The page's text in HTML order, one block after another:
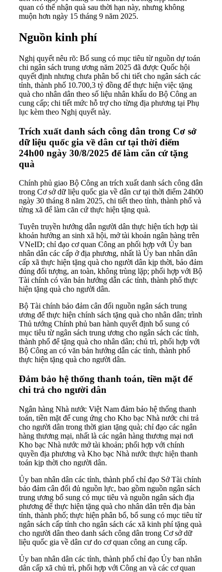
quan có thể nhận quà sau thời hạn này, nhưng không
muộn hơn ngày 15 tháng 9 năm 2025.
Nguồn kinh phí
Nghị quyết nêu rõ: Bổ sung có mục tiêu từ nguồn dự toán
chi ngân sách trung ương năm 2025 đã được Quốc hội
quyết định nhưng chưa phân bổ chi tiết cho ngân sách các
tỉnh, thành phố 10.700,3 tỷ đồng để thực hiện việc tặng
quà cho nhân dân theo số liệu nhân khẩu do Bộ Công an
cung cấp; chi tiết mức hỗ trợ cho từng địa phương tại Phụ
lục kèm theo Nghị quyết này.
Trích xuất danh sách công dân trong Cơ sở
dữ liệu quốc gia về dân cư tại thời điểm
24h00 ngày 30/8/2025 để làm căn cứ tặng
quà
Chính phủ giao Bộ Công an trích xuất danh sách công dân
trong Cơ sở dữ liệu quốc gia về dân cư tại thời điểm 24h00
ngày 30 tháng 8 năm 2025, chi tiết theo tỉnh, thành phố và
từng xã để làm căn cứ thực hiện tặng quà.
Tuyên truyền hướng dẫn người dân thực hiện tích hợp tài
khoản hưởng an sinh xã hội, mở tài khoản ngân hàng trên
VNeID; chỉ đạo cơ quan Công an phối hợp với Ủy ban
nhân dân các cấp ở địa phương, nhất là Ủy ban nhân dân
cấp xã thực hiện tặng quà cho người dân kịp thời, bảo đảm
đúng đối tượng, an toàn, không trùng lặp; phối hợp với Bộ
Tài chính có văn bản hướng dẫn các tỉnh, thành phố thực
hiện tặng quà cho người dân.
Bộ Tài chính bảo đảm cân đối nguồn ngân sách trung
ương để thực hiện chính sách tặng quà cho nhân dân; trình
Thủ tướng Chính phủ ban hành quyết định bổ sung có
mục tiêu từ ngân sách trung ương cho ngân sách các tỉnh,
thành phố để tặng quà cho nhân dân; chủ trì, phối hợp với
Bộ Công an có văn bản hướng dẫn các tỉnh, thành phố
thực hiện tặng quà cho người dân.
Đảm bảo hệ thống thanh toán, tiền mặt để
chi trả cho người dân
Ngân hàng Nhà nước Việt Nam đảm bảo hệ thống thanh
toán, tiền mặt để cung ứng cho Kho bạc Nhà nước chi trả
cho người dân trong thời gian tặng quà; chỉ đạo các ngân
hàng thương mại, nhất là các ngân hàng thương mại nơi
Kho bạc Nhà nước mở tài khoản; phối hợp với chính
quyền địa phương và Kho bạc Nhà nước thực hiện thanh
toán kịp thời cho người dân.
Ủy ban nhân dân các tỉnh, thành phố chỉ đạo Sở Tài chính
bảo đảm cân đối đủ nguồn lực, bao gồm nguồn ngân sách
trung ương bổ sung có mục tiêu và nguồn ngân sách địa
phương để thực hiện tặng quà cho nhân dân trên địa bàn
tỉnh, thành phố; thực hiện phân bổ, bổ sung có mục tiêu từ
ngân sách cấp tỉnh cho ngân sách các xã kinh phí tặng quà
cho người dân theo danh sách công dân trong Cơ sở dữ
liệu quốc gia về dân cư do cơ quan công an cung cấp.
Ủy ban nhân dân các tỉnh, thành phố chỉ đạo Ủy ban nhân
dân cấp xã chủ trì, phối hợp với Công an và các cơ quan